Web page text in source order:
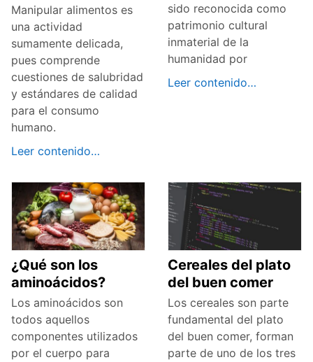
Manipular alimentos es
una actividad
sumamente delicada,
pues comprende
cuestiones de salubridad
y estándares de calidad
para el consumo
humano.
Leer contenido…
sido reconocida como
patrimonio cultural
inmaterial de la
humanidad por
Leer contenido…
¿Qué son los
aminoácidos?
Los aminoácidos son
todos aquellos
componentes utilizados
por el cuerpo para
Cereales del plato
del buen comer
Los cereales son parte
fundamental del plato
del buen comer, forman
parte de uno de los tres